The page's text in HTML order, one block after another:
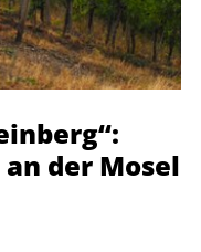
der Mosel